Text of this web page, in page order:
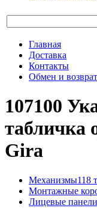
Главная
Доставка
Контакты
Обмен и возврат
107100
табличка
Gira
Механизмы118
Монтажные
Лицевые панели